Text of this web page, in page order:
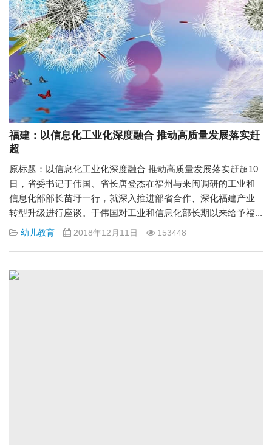
福建：以信息化工业化深度融合 推动高质量发展落实赶
超
原标题：以信息化工业化深度融合 推动高质量发展落实赶超10
日，省委书记于伟国、省长唐登杰在福州与来闽调研的工业和
信息化部部长苗圩一行，就深入推进部省合作、深化福建产业
转型升级进行座谈。于伟国对工业和信息化部长期以来给予福...
幼儿教育 2018年12月11日 153448